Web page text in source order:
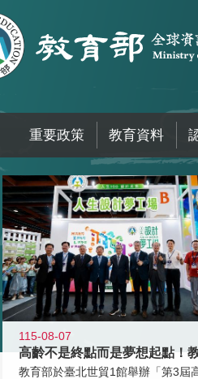
重要政策 教育資料
115-08-07
教育部於臺北世貿1館舉辦「第3屆